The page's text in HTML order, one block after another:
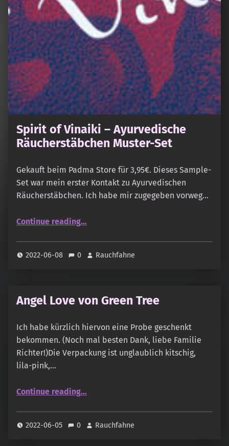
Spirit of Vinaiki – Ayurvedische
Räucherstäbchen Muster-Set
Gekauft beim Padma Store für 3,95€. Dieses Sample-
Set war mein erster Kontakt zu Ayurvedischen
Räucherstäbchen. Ich habe mir zugegeben vorweg…
Continue reading“Spirit of Vinaiki – Ayurvedische Räucherstäbchen Muster-Set”
…
2022-06-08 0 Rauchfahne
Angel Love von Green Tree
Ich habe kürzlich hiervon eine Probe geschenkt
bekommen. (Noch mal besten Dank, liebe Familie
Richter!)Die Verpackung ist unglaublich kitschig,
lila-pink,…
Continue reading“Angel Love von Green Tree”
…
2022-06-05 0 Rauchfahne